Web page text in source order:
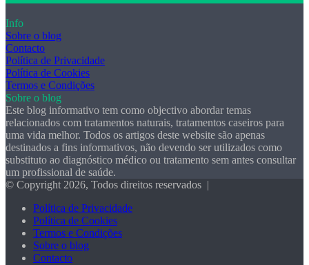
Info
Sobre o blog
Contacto
Política de Privacidade
Política de Cookies
Termos e Condições
Sobre o blog
Este blog informativo tem como objectivo abordar temas
relacionados com tratamentos naturais, tratamentos caseiros para
uma vida melhor. Todos os artigos deste website são apenas
destinados a fins informativos, não devendo ser utilizados como
substituto ao diagnóstico médico ou tratamento sem antes consultar
um profissional de saúde.
© Copyright 2026, Todos direitos reservados |
Política de Privacidade
Política de Cookies
Termos e Condições
Sobre o blog
Contacto